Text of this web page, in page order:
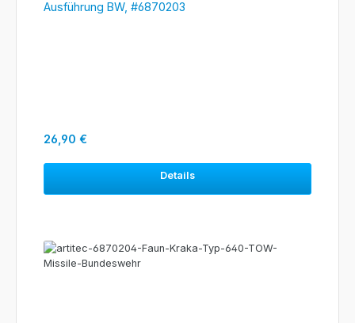
Ausführung BW, #6870203
Regulärer Preis:
26,90 €
Details